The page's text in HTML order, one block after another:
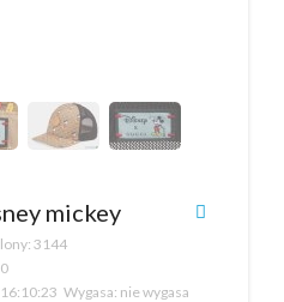
mickey
3144
Wygasa: nie wygasa